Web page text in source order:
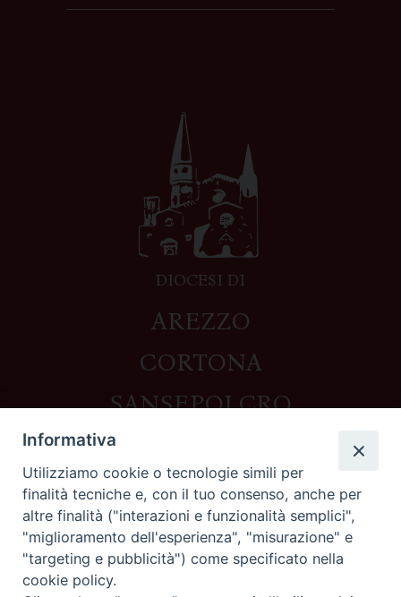
DIOCESI DI
AREZZO
CORTONA
SANSEPOLCRO
Contatti
Piazza del Duomo,1 - 52100 Arezzo
segreteria@diocesi.arezzo.it
Informativa privacy
Informativa
Utilizziamo cookie o tecnologie simili per
finalità tecniche e, con il tuo consenso, anche per
altre finalità ("interazioni e funzionalità semplici",
"miglioramento dell'esperienza", "misurazione" e
"targeting e pubblicità") come specificato nella
cookie policy.